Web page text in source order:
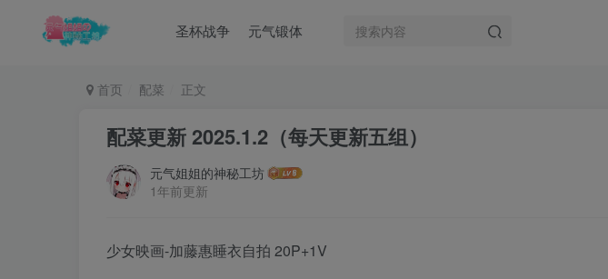
圣杯战争 元气锻体
首页 配菜 正文
配菜更新 2025.1.2（每天更新五组）
元气姐姐的神秘工坊
1年前更新
少女映画-加藤惠睡衣自拍 20P+1V